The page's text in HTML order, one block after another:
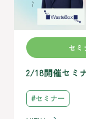
セミ
2/18開催セミ
#セミナー